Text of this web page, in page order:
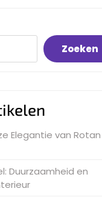
Zoeken
Elegantie van Rotan
Duurzaamheid en